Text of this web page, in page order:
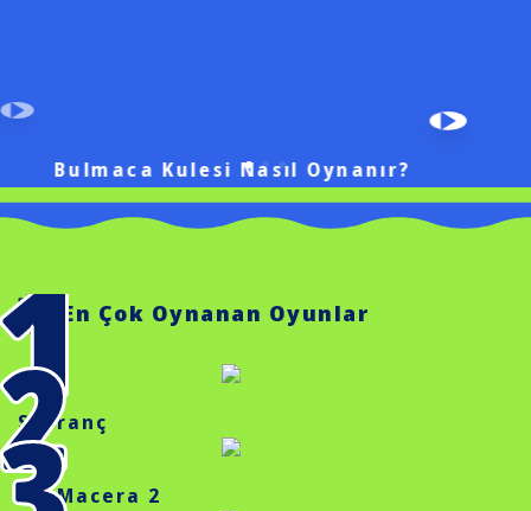
Bulmaca Kulesi Nasıl Oynanır?
En Çok Oynanan Oyunlar
Satranç
İbi Macera 2